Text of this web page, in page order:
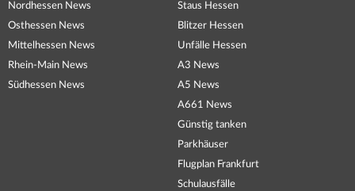
Nordhessen News
Osthessen News
Mittelhessen News
Rhein-Main News
Südhessen News
Staus Hessen
Blitzer Hessen
Unfälle Hessen
A3 News
A5 News
A661 News
Günstig tanken
Parkhäuser
Flugplan Frankfurt
Schulausfälle